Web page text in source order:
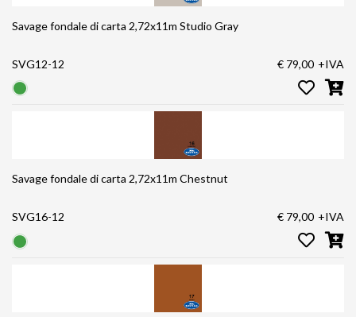
Savage fondale di carta 2,72x11m Studio Gray
SVG12-12 € 79,00 +IVA
Savage fondale di carta 2,72x11m Chestnut
SVG16-12 € 79,00 +IVA